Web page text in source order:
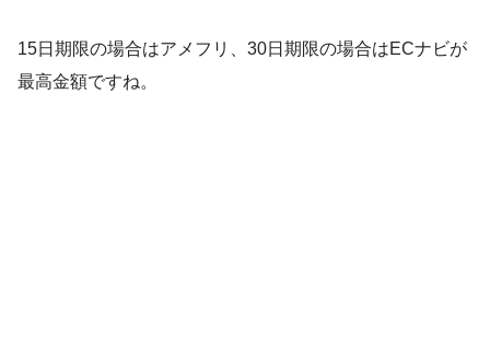
15日期限の場合はアメフリ、30日期限の場合はECナビが
最高金額ですね。